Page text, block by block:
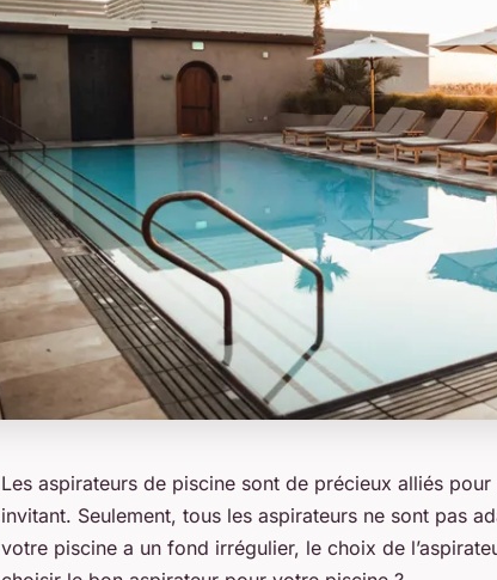
Les aspirateurs de piscine sont de précieux alliés
invitant. Seulement, tous les aspirateurs ne sont pas
votre piscine a un fond irrégulier, le choix de